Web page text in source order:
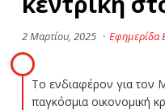
2 Μαρτίου, 2025 · Εφημερίδα
Το ενδιαφέρον για τον
παγκόσμια οικονομική